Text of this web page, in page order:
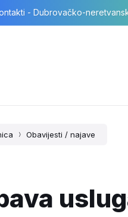
- Dubrovačko-
Obavijesti / najave